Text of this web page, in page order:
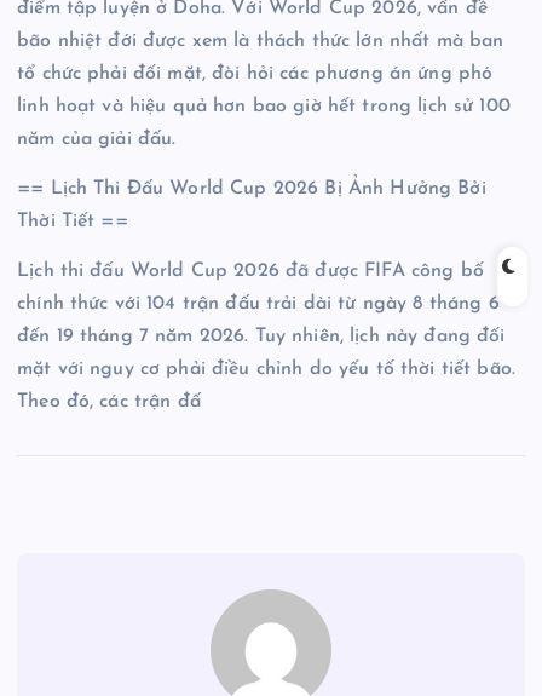
điểm tập luyện ở Doha. Với World Cup 2026, vấn đề
bão nhiệt đới được xem là thách thức lớn nhất mà ban
tổ chức phải đối mặt, đòi hỏi các phương án ứng phó
linh hoạt và hiệu quả hơn bao giờ hết trong lịch sử 100
năm của giải đấu.
== Lịch Thi Đấu World Cup 2026 Bị Ảnh Hưởng Bởi
Thời Tiết ==
Lịch thi đấu World Cup 2026 đã được FIFA công bố
chính thức với 104 trận đấu trải dài từ ngày 8 tháng 6
đến 19 tháng 7 năm 2026. Tuy nhiên, lịch này đang đối
mặt với nguy cơ phải điều chỉnh do yếu tố thời tiết bão.
Theo đó, các trận đấ